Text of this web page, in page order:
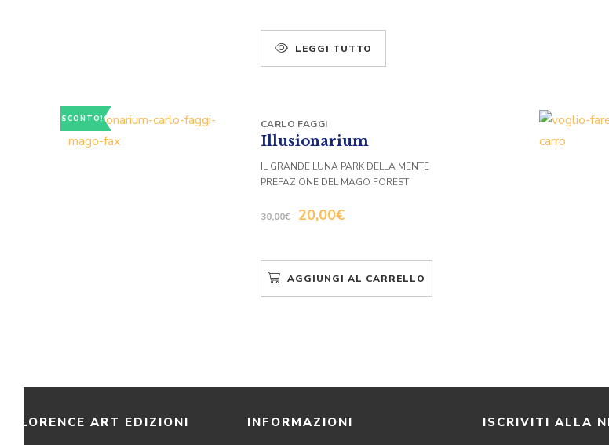
LEGGI TUTTO
SCONTO!
Illusionarium
30,00€ 20,00€
CARLO FAGGI
IL GRANDE LUNA PARK DELLA MENTE
PREFAZIONE DEL MAGO FOREST
AGGIUNGI AL CARRELLO
FLORENCE ART EDIZIONI INFORMAZIONI ISCRIVITI ALLA